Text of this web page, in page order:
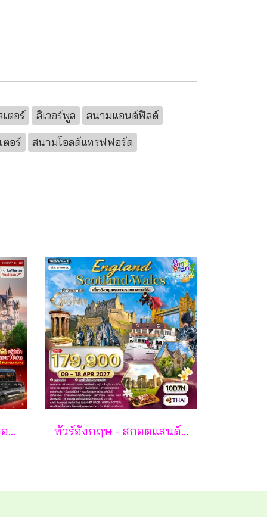
เตอร์ ลิเวอร์พูล
สนามแอนด์ฟิลด์
ตอร์
สนามโอลด์แทรฟฟอร์ด
มหัศจรรย์...ยุโรปตะวันออก เยอรมัน ออสเตรีย เช็ค สโลวาเกีย ฮังการี กรุ๊ป 10 ท่าน 8 วัน 5 คืน - LH/OS ทัวร์อังกฤษ - สกอตแลนด์ - เวลส์ 10 วัน - TG